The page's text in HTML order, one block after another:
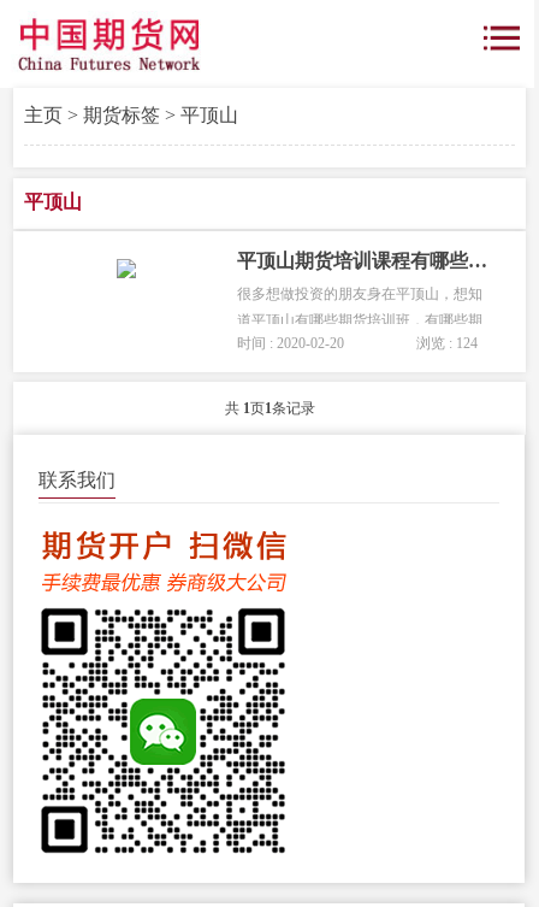
主页> 期货标签> 平顶山
平顶山
平顶山期货培训课程有哪些_平顶山有没有期货学习班?
很多想做投资的朋友身在平顶山，想知
道平顶山有哪些期货培训班，有哪些期
货入门学习的地方，特制作一份最新的
解。...
时间 : 2020-02-20 浏览 : 124
共 1页1条记录
联系我们